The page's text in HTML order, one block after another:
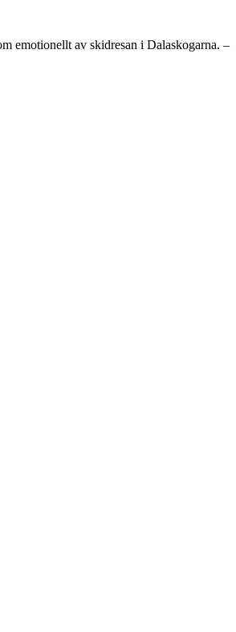
emotionellt av skidresan i Dalaskogarna. –